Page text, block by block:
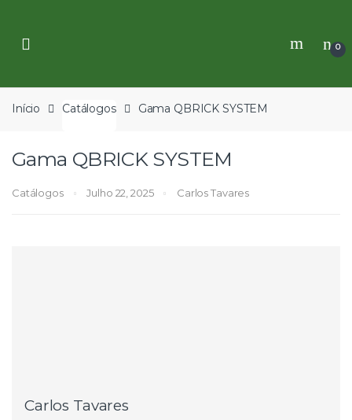
navigation
content
0
Início Catálogos Gama QBRICK SYSTEM
Gama QBRICK SYSTEM
Catálogos Julho 22, 2025 Carlos Tavares
Carlos Tavares